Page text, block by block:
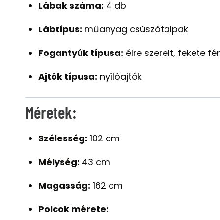
Lábak száma: 4 db
Lábtípus: műanyag csúszótalpak
Fogantyúk típusa: élre szerelt, fekete
Ajtók típusa: nyílóajtók
Méretek:
Szélesség: 102 cm
Mélység: 43 cm
Magasság: 162 cm
Polcok mérete: